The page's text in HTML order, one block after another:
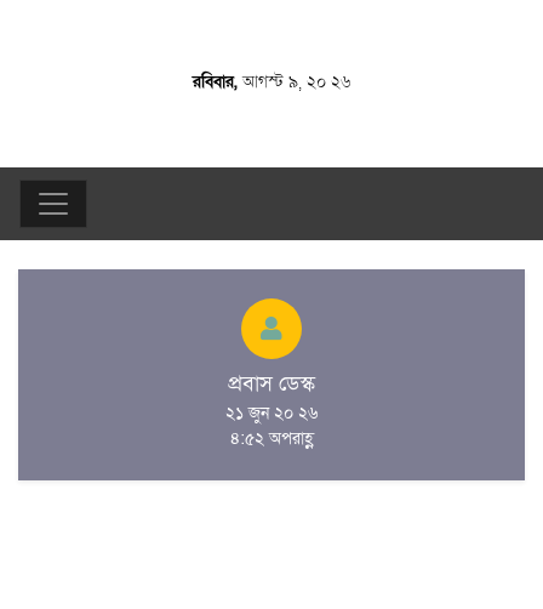
রবিবার,আগস্ট ৯, ২০ ২৬
প্রবাস ডেস্ক
২১ জুন ২০ ২৬
৪:৫২ অপরাহ্ণ